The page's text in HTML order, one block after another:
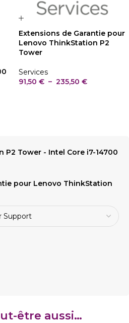
Extensions de Garantie pour
Lenovo ThinkStation P2
Tower
Services
91,50 € – 235,50 €
P2 Tower - Intel Core i7-14700
pour Lenovo ThinkStation
être aussi…